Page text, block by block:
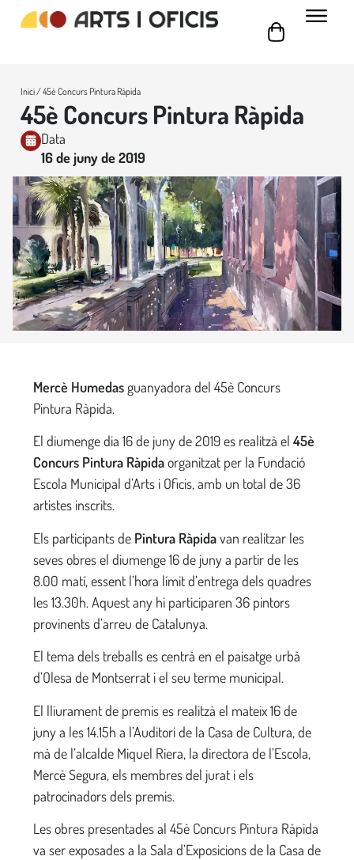
Inici/ 45è Concurs Pintura Ràpida
45è Concurs Pintura Ràpida
Data
16 de juny de 2019
Mercè Humedas guanyadora del 45è Concurs
Pintura Ràpida.
El diumenge dia 16 de juny de 2019 es realitzà el 45è
Concurs Pintura Ràpidaorganitzat per la Fundació
Escola Municipal d’Arts i Oficis, amb un total de 36
artistes inscrits.
Els participants de Pintura Ràpidavan realitzar les
seves obres el diumenge 16 de juny a partir de les
8.00 matí, essent l’hora límit d’entrega dels quadres
les 13.30h. Aquest any hi participaren 36 pintors
provinents d’arreu de Catalunya.
El tema dels treballs es centrà en el paisatge urbà
d’Olesa de Montserrat i el seu terme municipal.
El lliurament de premis es realitzà el mateix 16 de
juny a les 14.15h a l’Auditori de la Casa de Cultura, de
mà de l’alcalde Miquel Riera, la directora de l’Escola,
Mercè Segura, els membres del jurat i els
patrocinadors dels premis.
Les obres presentades al 45è Concurs Pintura Ràpida
va ser exposades a la Sala d’Exposicions de la Casa de